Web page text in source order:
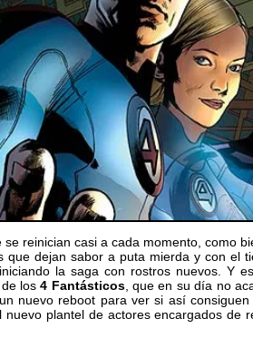
se reinician casi a cada momento, como
que dejan sabor a puta mierda y con el
la saga con rostros nuevos. Y
de los4 Fantásticos, que en su día no
nuevo reboot para ver si así
nuevo plantel de actores encargados de